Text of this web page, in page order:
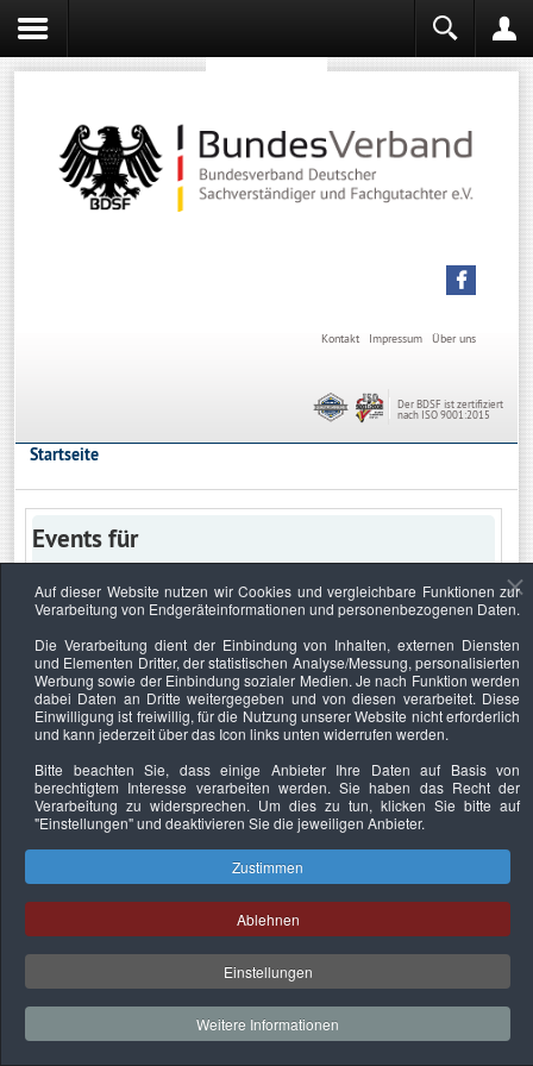
Über uns
Impressum
Kontakt
Der BDSF ist zertifiziert
nach ISO 9001:2015
Startseite
Events für
Keine Termine
Datenschutzerklärung Urheberrechtsnachweise Nachhaltigkeit
Copyright © 2026. Bundesverband Deutscher
Sachverständiger und Fachgutachter e.V..
Auf dieser Website nutzen wir Cookies und vergleichbare Funktionen zur
Verarbeitung von Endgeräteinformationen und personenbezogenen Daten.
Die Verarbeitung dient der Einbindung von Inhalten, externen Diensten
und Elementen Dritter, der statistischen Analyse/Messung, personalisierten
Werbung sowie der Einbindung sozialer Medien. Je nach Funktion werden
dabei Daten an Dritte weitergegeben und von diesen verarbeitet. Diese
Einwilligung ist freiwillig, für die Nutzung unserer Website nicht erforderlich
und kann jederzeit über das Icon links unten widerrufen werden.
Bitte beachten Sie, dass einige Anbieter Ihre Daten auf Basis von
berechtigtem Interesse verarbeiten werden. Sie haben das Recht der
Verarbeitung zu widersprechen. Um dies zu tun, klicken Sie bitte auf
"Einstellungen"und deaktivieren Sie die jeweiligen Anbieter.
Zustimmen
Ablehnen
Einstellungen
Weitere Informationen